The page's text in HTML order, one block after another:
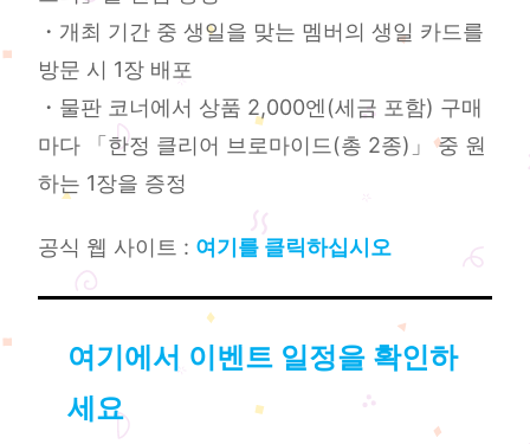
・개최 기간 중 생일을 맞는 멤버의 생일 카드를
방문 시 1장 배포
・물판 코너에서 상품 2,000엔(세금 포함) 구매
마다 「한정 클리어 브로마이드(총 2종)」 중 원
하는 1장을 증정
공식 웹 사이트 : 여기를 클릭하십시오
여기에서 이벤트 일정을 확인하
세요